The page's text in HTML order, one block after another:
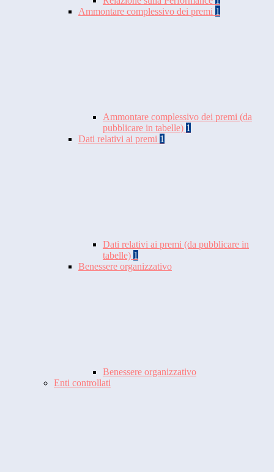
Ammontare complessivo dei premi 1
Ammontare complessivo dei premi (da
pubblicare in tabelle) 1
Dati relativi ai premi 1
Dati relativi ai premi (da pubblicare in
tabelle) 1
Benessere organizzativo
Benessere organizzativo
Enti controllati